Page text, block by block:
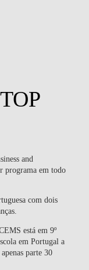
and
programa em todo
com dois
está em 9º
em Portugal a
parte 30